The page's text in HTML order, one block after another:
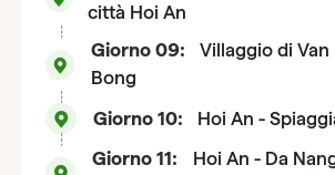
città Hoi An
Giorno 09:
Villaggio di Van
Bong
Giorno 10: Hoi An -
Giorno 11:
Hoi An - Da